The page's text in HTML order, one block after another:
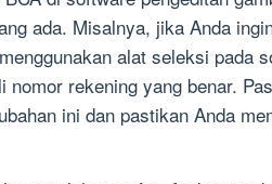
ada. Misalnya, jika Anda
alat seleksi pada
nomor rekening yang benar.
ini dan pastikan Anda